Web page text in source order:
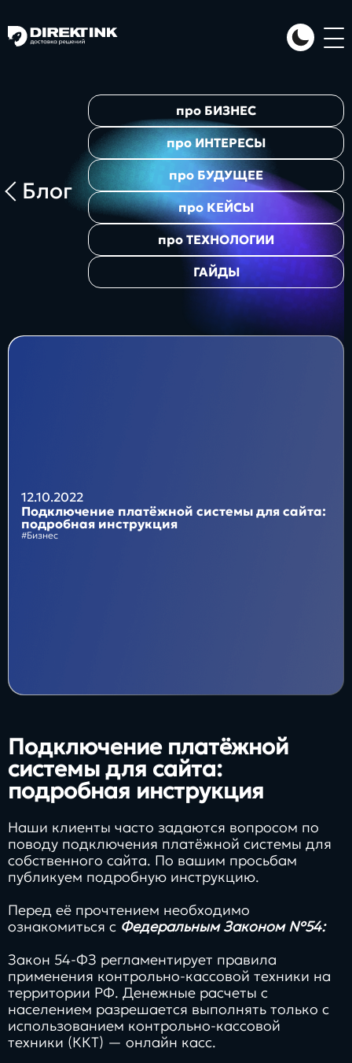
Направления
Web System
Проекты
бриф
Контакты
8 800 505 34 99
info@direkt.ink
Блог
про БИЗНЕС
про ИНТЕРЕСЫ
про БУДУЩЕЕ
про КЕЙСЫ
проТЕХНОЛОГИИ
ГАЙДЫ
12.10.2022
Подключение платёжной системы для сайта:
подробная инструкция
#Бизнес
Подключение платёжной
системы для сайта:
подробная инструкция
Наши клиенты часто задаются вопросом по
поводу подключения платёжной системы для
собственного сайта. По вашим просьбам
публикуем подробную инструкцию.
Перед её прочтением необходимо
ознакомиться с Федеральным Законом №54:
Закон 54-ФЗ регламентирует правила
применения контрольно-кассовой техники на
территории РФ. Денежные расчеты с
населением разрешается выполнять только с
использованием контрольно-кассовой
техники (ККТ) — онлайн касс.